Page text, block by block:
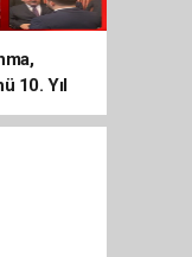
10. Yıl